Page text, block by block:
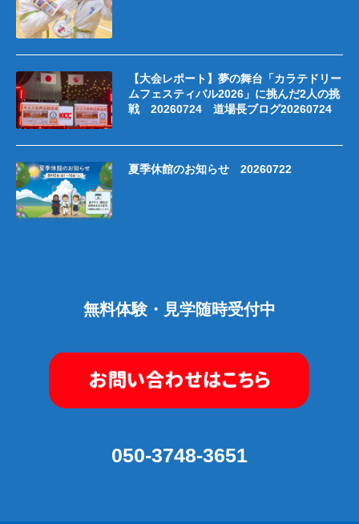
【大会レポート】夢の舞台「カラテドリー
ムフェスティバル2026」に挑んだ2人の挑
戦 20260724 道場長ブログ20260724
夏季休館のお知らせ 20260722
無料体験・見学随時受付中
050-3748-3651